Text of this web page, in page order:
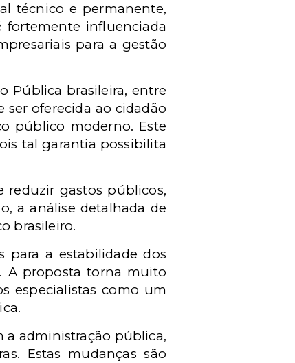
técnico e permanente,
fortemente influenciada
para a gestão
Pública brasileira, entre
oferecida ao cidadão
público moderno. Este
tal garantia possibilita
reduzir gastos públicos,
a análise detalhada de
brasileiro.
para a estabilidade dos
A proposta torna muito
especialistas como um
a administração pública,
Estas mudanças são